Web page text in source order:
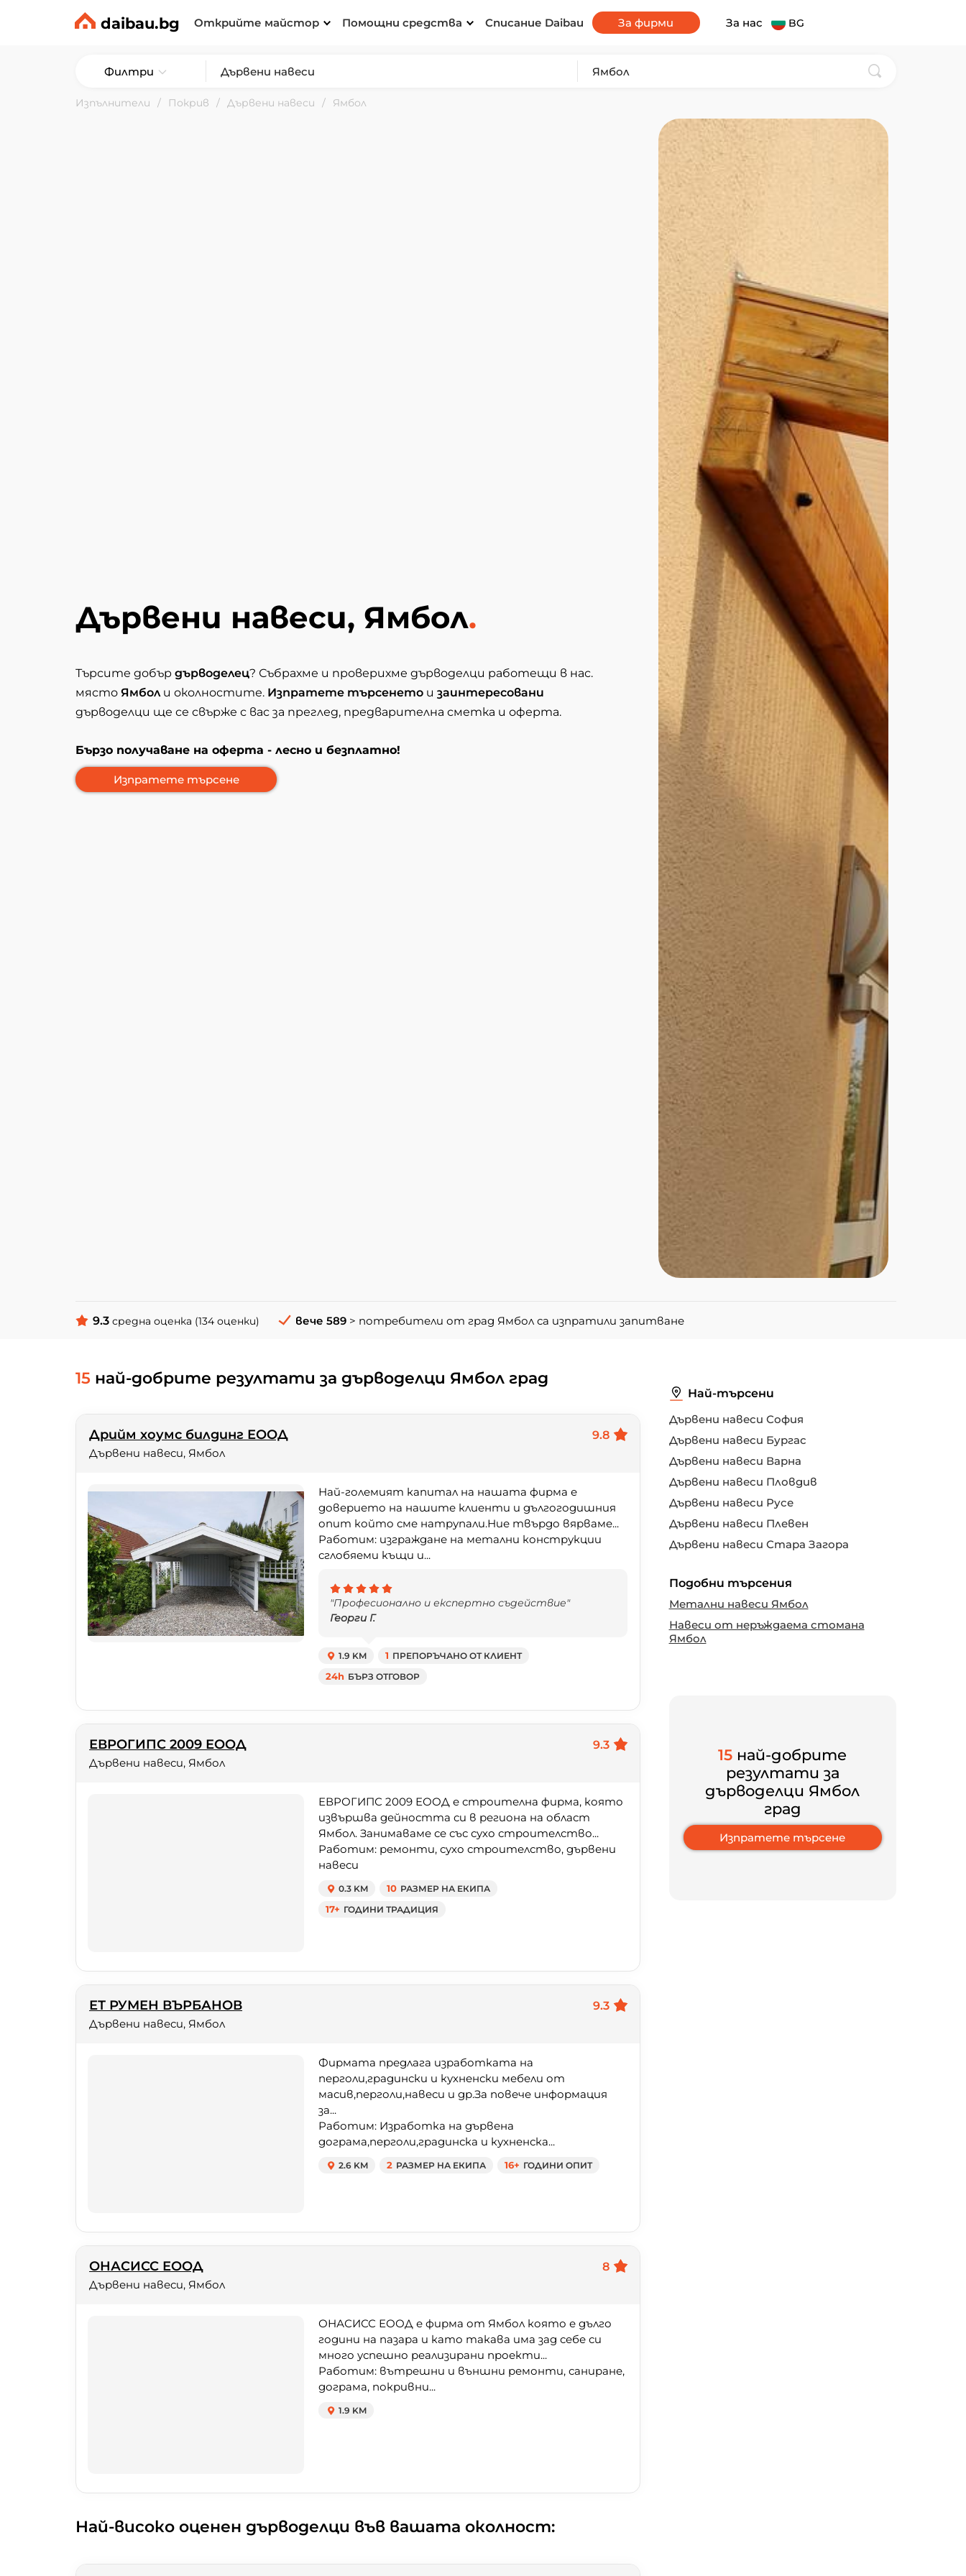
daibau.bg Открийте майстор Помощни средства Списание Daibau За фирми За нас BG
Филтри
Изпълнители Покрив Дървени навеси Ямбол
Дървени навеси, Ямбол.
Търсите добърдърводелец? Събрахме и проверихме дърводелци работещи в нас.
мястоЯмболи околностите. Изпратете търсенето изаинтересовани
дърводелци ще се свърже с вас за преглед, предварителна сметка и оферта.
Бързо получаване на оферта - лесно и безплатно!
9.3 средна оценка (134 оценки) вече 589 > потребители от град Ямбол са изпратили запитване
15 най-добрите резултати за дърводелци Ямбол град
Дрийм хоумс билдинг ЕООД
9.8
Дървени навеси, Ямбол
Най-големият капитал на нашата фирма е
доверието на нашите клиенти и дългогодишния
опит който сме натрупали.Ние твърдо вярваме...
Работим: изграждане на метални конструкции
сглобяеми къщи и...
"Професионално и експертно съдействие"
Георги Г.
1.9 KM 1 ПРЕПОРЪЧАНО ОТ КЛИЕНТ
24h БЪРЗ ОТГОВОР
ЕВРОГИПС 2009 ЕООД
9.3
Дървени навеси, Ямбол
ЕВРОГИПС 2009 ЕООД е строителна фирма, която
извършва дейността си в региона на област
Ямбол. Занимаваме се със сухо строителство...
Работим: ремонти, сухо строителство, дървени
навеси
0.3 KM 10 РАЗМЕР НА ЕКИПА
17+ ГОДИНИ ТРАДИЦИЯ
ЕТ РУМЕН ВЪРБАНОВ
9.3
Дървени навеси, Ямбол
Фирмата предлага изработката на
перголи,градински и кухненски мебели от
масив,перголи,навеси и др.За повече информация
за...
Работим: Изработка на дървена
дограма,перголи,градинска и кухненска...
2.6 KM 2 РАЗМЕР НА ЕКИПА 16+ ГОДИНИ ОПИТ
ОНАСИСС ЕООД
8
Дървени навеси, Ямбол
ОНАСИСС ЕООД е фирма от Ямбол която е дълго
години на пазара и като такава има зад себе си
много успешно реализирани проекти...
Работим: вътрешни и външни ремонти, саниране,
дограма, покривни...
1.9 KM
Най-високо оценен дърводелци във вашата околност:
Най-търсени
Дървени навеси София
Дървени навеси Бургас
Дървени навеси Варна
Дървени навеси Пловдив
Дървени навеси Русе
Дървени навеси Плевен
Дървени навеси Стара Загора
Подобни търсения
Метални навеси Ямбол
Навеси от неръждаема стомана
Ямбол
15 най-добрите
резултати за
дърводелци Ямбол
град